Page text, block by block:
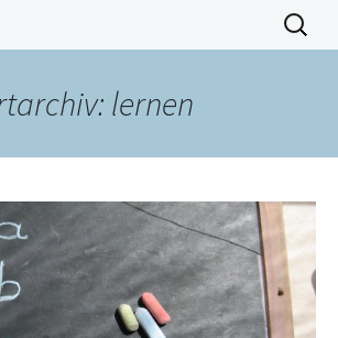
Migration Flucht DresdenSuchen
nach:
lernen